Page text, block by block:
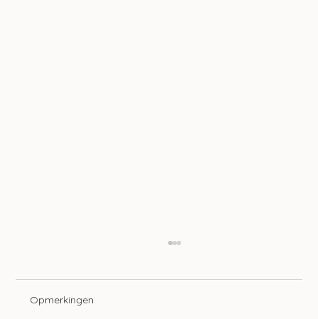
Opmerkingen